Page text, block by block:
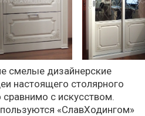
смелые дизайнерские
настоящего столярного
с искусством.
«СлавХодингом»